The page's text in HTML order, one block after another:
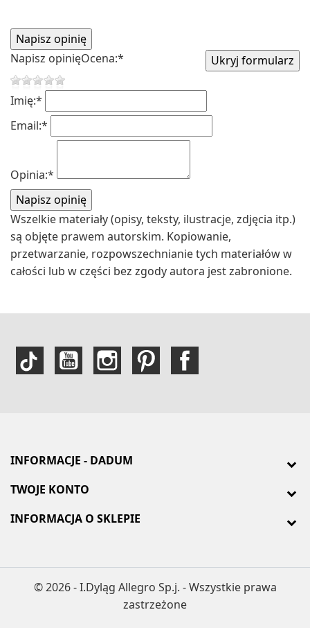
Napisz opinięOcena:*
Imię:*
Email:*
Opinia:*
Wszelkie materiały (opisy, teksty, ilustracje, zdjęcia itp.)
są objęte prawem autorskim. Kopiowanie,
przetwarzanie, rozpowszechnianie tych materiałów w
całości lub w części bez zgody autora jest zabronione.
INFORMACJE - DADUM
TWOJE KONTO
INFORMACJA O SKLEPIE
© 2026 - I.Dyląg Allegro Sp.j. - Wszystkie prawa
zastrzeżone